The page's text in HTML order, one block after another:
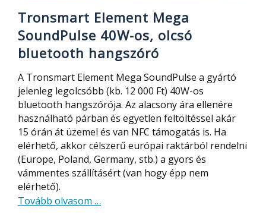
Tronsmart Element Mega
SoundPulse 40W-os, olcsó
bluetooth hangszóró
A Tronsmart Element Mega SoundPulse a gyártó
jelenleg legolcsóbb (kb. 12 000 Ft) 40W-os
bluetooth hangszórója. Az alacsony ára ellenére
használható párban és egyetlen feltöltéssel akár
15 órán át üzemel és van NFC támogatás is. Ha
elérhető, akkor célszerű európai raktárból rendelni
(Europe, Poland, Germany, stb.) a gyors és
vámmentes szállításért (van hogy épp nem
elérhető).
Tovább olvasom about
…